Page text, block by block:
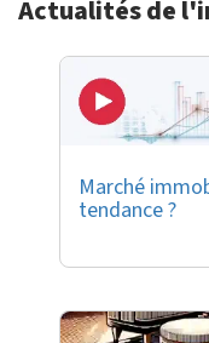
Actualités de
Marché
tendance ?